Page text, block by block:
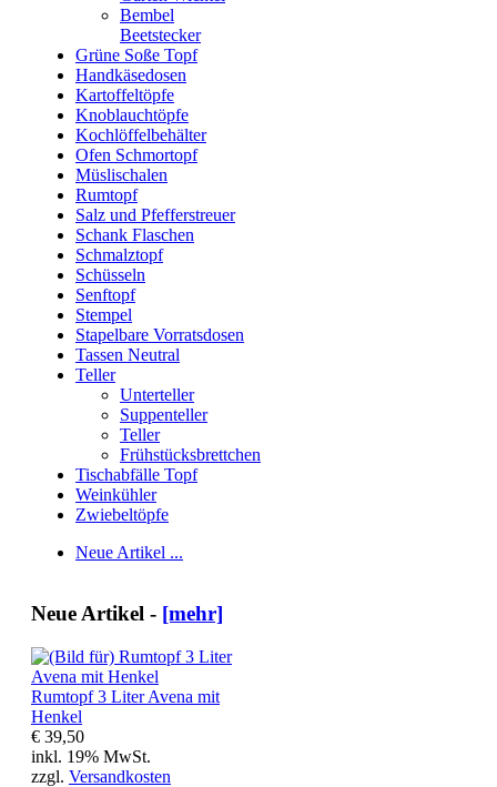
Bembel
Beetstecker
Grüne Soße Topf
Handkäsedosen
Kartoffeltöpfe
Knoblauchtöpfe
Kochlöffelbehälter
Ofen Schmortopf
Müslischalen
Rumtopf
Salz und Pfefferstreuer
Schank Flaschen
Schmalztopf
Schüsseln
Senftopf
Stempel
Stapelbare Vorratsdosen
Tassen Neutral
Teller
Unterteller
Suppenteller
Teller
Frühstücksbrettchen
Tischabfälle Topf
Weinkühler
Zwiebeltöpfe
Neue Artikel ...
Neue Artikel - [mehr]
Rumtopf 3 Liter Avena mit
Henkel
€ 39,50
inkl. 19% MwSt.
zzgl. Versandkosten